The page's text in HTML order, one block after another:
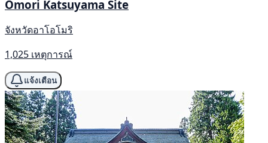
Ōmori Katsuyama Site
จังหวัดอาโอโมริ
1,025 เหตุการณ์
แจ้งเตือน